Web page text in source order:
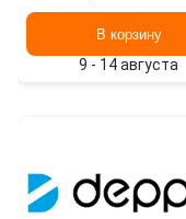
В корзину
9 - 14 августа